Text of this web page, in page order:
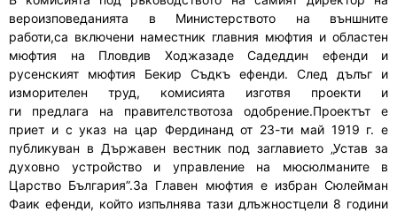
вероизповеданията в Министерството на външните
работи,са включени наместник главния мюфтия и областен
мюфтия на Пловдив Ходжазаде Садеддин ефенди и
русенският мюфтия Бекир Съдкъ ефенди. След дълъг и
изморителен труд, комисията изготвя проекти и
ги предлага на правителствотоза одобрение.Проектът е
приет и с указ на цар Фердинанд от 23-ти май 1919 г. е
публикуван в Държавен вестник под заглавието „Устав за
духовно устройство и управление на мюсюлманите в
Царство България”.За Главен мюфтия е избранСюлейман
Фаик ефенди, който изпълнява тази длъжностцели 8 години